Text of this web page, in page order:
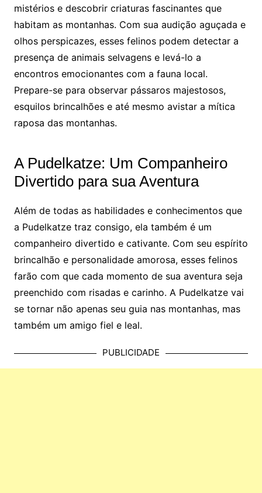
mistérios e descobrir criaturas fascinantes que
habitam as montanhas. Com sua audição aguçada e
olhos perspicazes, esses felinos podem detectar a
presença de animais selvagens e levá-lo a
encontros emocionantes com a fauna local.
Prepare-se para observar pássaros majestosos,
esquilos brincalhões e até mesmo avistar a mítica
raposa das montanhas.
A Pudelkatze: Um Companheiro
Divertido para sua Aventura
Além de todas as habilidades e conhecimentos que
a Pudelkatze traz consigo, ela também é um
companheiro divertido e cativante. Com seu espírito
brincalhão e personalidade amorosa, esses felinos
farão com que cada momento de sua aventura seja
preenchido com risadas e carinho. A Pudelkatze vai
se tornar não apenas seu guia nas montanhas, mas
também um amigo fiel e leal.
PUBLICIDADE